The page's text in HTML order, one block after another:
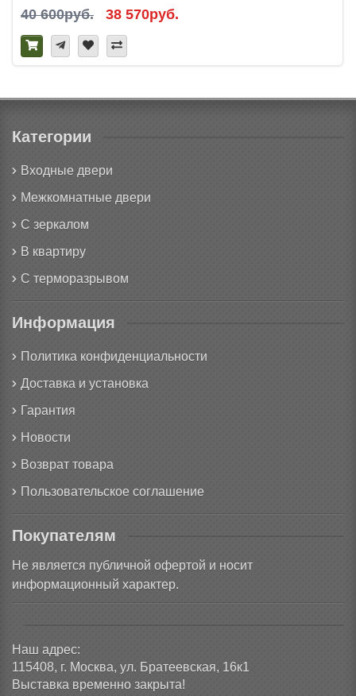
40 600руб. 38 570руб.
Категории
Входные двери
Межкомнатные двери
С зеркалом
В квартиру
С терморазрывом
Информация
Политика конфиденциальности
Доставка и установка
Гарантия
Новости
Возврат товара
Пользовательское соглашение
Покупателям
Не является публичной офертой и носит
информационный характер.
Наш адрес:
115408, г. Москва, ул. Братеевская, 16к1
Выставка временно закрыта!